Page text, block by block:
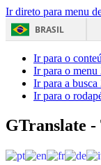
Ir direto para menu
BRASIL
Ir para o
Ir para o menu
Ir para a busca
Ir para o
GTranslate -